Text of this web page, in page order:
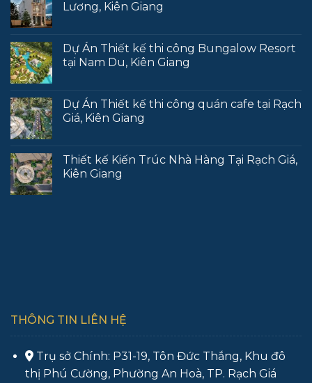
Lương, Kiên Giang
Dự Án Thiết kế thi công Bungalow Resort
tại Nam Du, Kiên Giang
Dự Án Thiết kế thi công quán cafe tại Rạch
Giá, Kiên Giang
Thiết kế Kiến Trúc Nhà Hàng Tại Rạch Giá,
Kiên Giang
THÔNG TIN LIÊN HỆ
Trụ sở Chính: P31-19, Tôn Đức Thắng, Khu đô
thị Phú Cường, Phường An Hoà, TP. Rạch Giá